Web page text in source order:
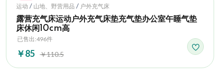
Hot
运动 / 山地、野营用品 / 户外充气床
露营充气床运动户外充气床垫充气垫办公室午睡气垫
床休闲10cm高
已售出:496件
￥85 ￥110.5